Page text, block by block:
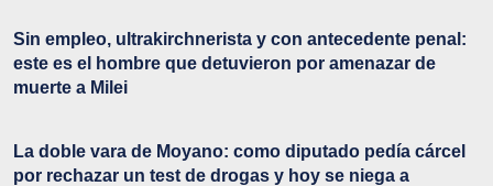
Sin empleo, ultrakirchnerista y con antecedente penal:
este es el hombre que detuvieron por amenazar de
muerte a Milei
La doble vara de Moyano: como diputado pedía cárcel
por rechazar un test de drogas y hoy se niega a